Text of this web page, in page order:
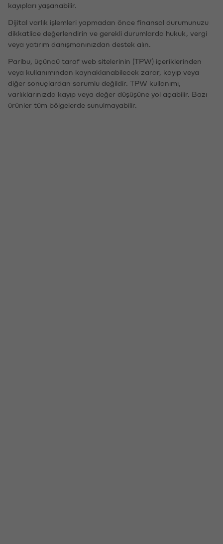
kayıpları yaşanabilir.
Dijital varlık işlemleri yapmadan önce finansal durumunuzu
dikkatlice değerlendirin ve gerekli durumlarda hukuk, vergi
veya yatırım danışmanınızdan destek alın.
Paribu, üçüncü taraf web sitelerinin (TPW) içeriklerinden
veya kullanımından kaynaklanabilecek zarar, kayıp veya
diğer sonuçlardan sorumlu değildir. TPW kullanımı,
varlıklarınızda kayıp veya değer düşüşüne yol açabilir. Bazı
ürünler tüm bölgelerde sunulmayabilir.